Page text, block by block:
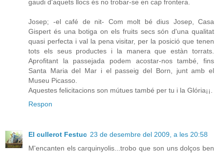
gaudi d'aquets llocs és no trobar-se en cap frontera.
Josep; -el café de nit- Com molt bé dius Josep, Casa
Gispert és una botiga on els fruits secs són d'una qualitat
quasi perfecta i val la pena visitar, per la posició que tenen
tots els seus productes i la manera que estàn torrats.
Aprofitant la passejada podem acostar-nos també, fins
Santa Maria del Mar i el passeig del Born, junt amb el
Museu Picasso.
Aquestes felicitacions son mútues també per tu i la Glória¡¡.
Respon
El cullerot Festuc 23 de desembre del 2009, a les 20:58
M'encanten els carquinyolis...trobo que son uns dolços ben